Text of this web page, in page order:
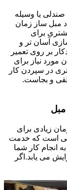
یا وسیله
مبل ساز زمان
برای
آسان تر و
بر روی تعمیر
مورد نیاز برای
در سپردن کار
و بجاست.
زیادی برای
است که خدمت
انجام کار شما
می یابد.اگر